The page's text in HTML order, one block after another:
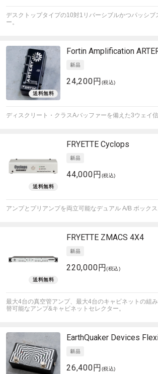
デスクトップタイプの10対1リバーシブルかつパッシブ
ー。
Fortin Amplification
24,200円 (税込)
ディスクリート・クラスAバッファーを備えた3ウェイ
FRYETTE Cyclops
44,000円 (税込)
アンプとプリアンプを両立可能なデュアル A/B ボックス
FRYETTE ZMACS 4X4
220,000円(税込)
最大4台の真空管アンプ、最大4台のキャビネットの組
替可能なアンプ&キャビネットセレクター。
EarthQuaker Devices
26,400円 (税込)